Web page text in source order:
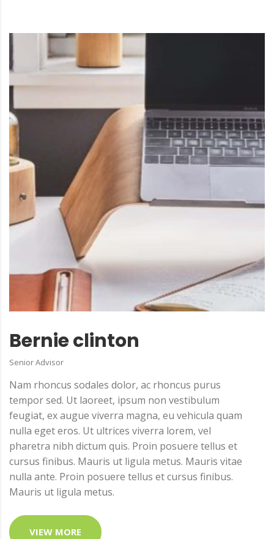
Bernie clinton
Senior Advisor
Nam rhoncus sodales dolor, ac rhoncus purus
tempor sed. Ut laoreet, ipsum non vestibulum
feugiat, ex augue viverra magna, eu vehicula quam
nulla eget eros. Ut ultrices viverra lorem, vel
pharetra nibh dictum quis. Proin posuere tellus et
cursus finibus. Mauris ut ligula metus. Mauris vitae
nulla ante. Proin posuere tellus et cursus finibus.
Mauris ut ligula metus.
VIEW MORE